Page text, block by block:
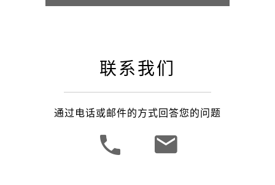
联系我们
通过电话或邮件的方式回答您的问题